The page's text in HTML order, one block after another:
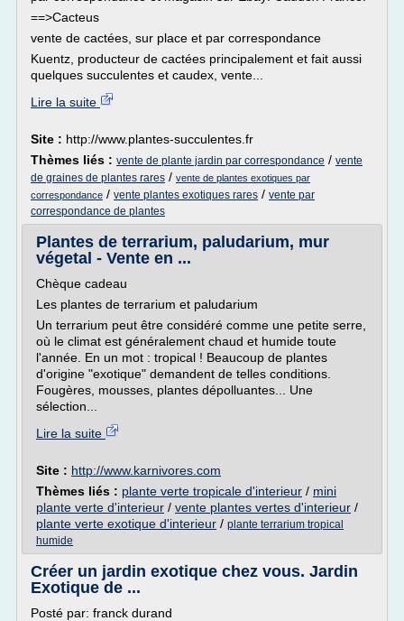
==>Cacteus
vente de cactées, sur place et par correspondance
Kuentz, producteur de cactées principalement et fait aussi
quelques succulentes et caudex, vente...
Lire la suite
Site : http://www.plantes-succulentes.fr
Thèmes liés : vente de plante jardin par correspondance / vente
de graines de plantes rares / vente de plantes exotiques par
correspondance / vente plantes exotiques rares / vente par
correspondance de plantes
Plantes de terrarium, paludarium, mur
végetal - Vente en ...
Chèque cadeau
Les plantes de terrarium et paludarium
Un terrarium peut être considéré comme une petite serre,
où le climat est généralement chaud et humide toute
l'année. En un mot : tropical ! Beaucoup de plantes
d'origine "exotique" demandent de telles conditions.
Fougères, mousses, plantes dépolluantes... Une
sélection...
Lire la suite
Site : http://www.karnivores.com
Thèmes liés : plante verte tropicale d'interieur / mini
plante verte d'interieur / vente plantes vertes d'interieur /
plante verte exotique d'interieur / plante terrarium tropical
humide
Créer un jardin exotique chez vous. Jardin
Exotique de ...
Posté par: franck durand